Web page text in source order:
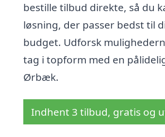
bestille tilbud direkte, så du
løsning, der passer bedst til
budget. Udforsk
tag i topform med en
Ørbæk.
Indhent 3 tilbud, gratis og